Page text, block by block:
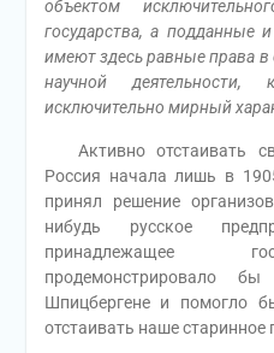
объектом
государства, а подданные
имеют здесь равные права
научной
исключительно мирный
Активно отстаивать
Россия начала лишь в
принял решение
нибудь русское
принадлежащее
продемонстрировало
Шпицбергене и помогло
отстаивать наше старинное